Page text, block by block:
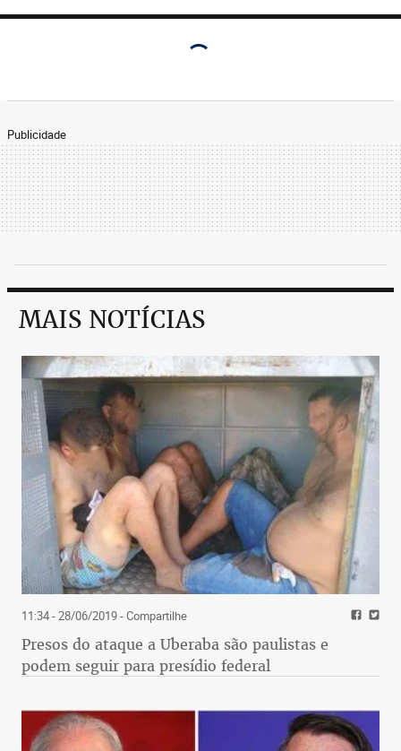
Publicidade
MAIS NOTÍCIAS
11:34 - 28/06/2019- Compartilhe
Presos do ataque a Uberaba são paulistas e
podem seguir para presídio federal